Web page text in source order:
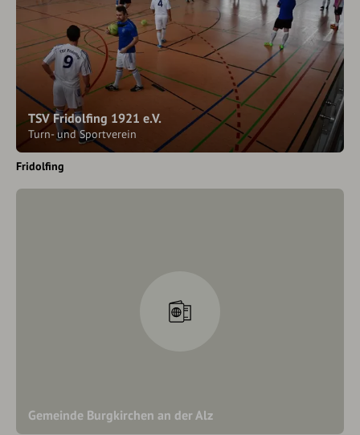
TSV Fridolfing 1921 e.V.
Turn- und Sportverein
Fridolfing
Gemeinde Burgkirchen an der Alz